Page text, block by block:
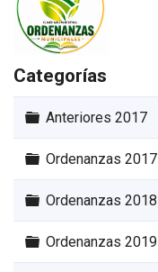
Categorías
Carpeta
Anteriores 2017
Carpeta
Ordenanzas 2017
Carpeta
Ordenanzas 2018
Carpeta
Ordenanzas 2019